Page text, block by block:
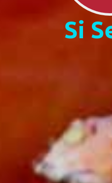
Si